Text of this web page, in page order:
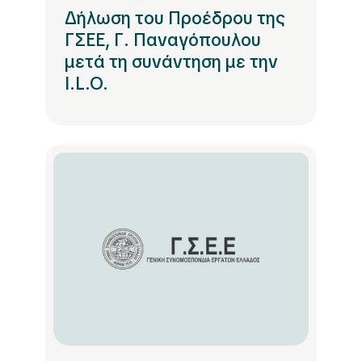
Δήλωση του Προέδρου της
ΓΣΕΕ, Γ. Παναγόπουλου
μετά τη συνάντηση με την
I.L.O.